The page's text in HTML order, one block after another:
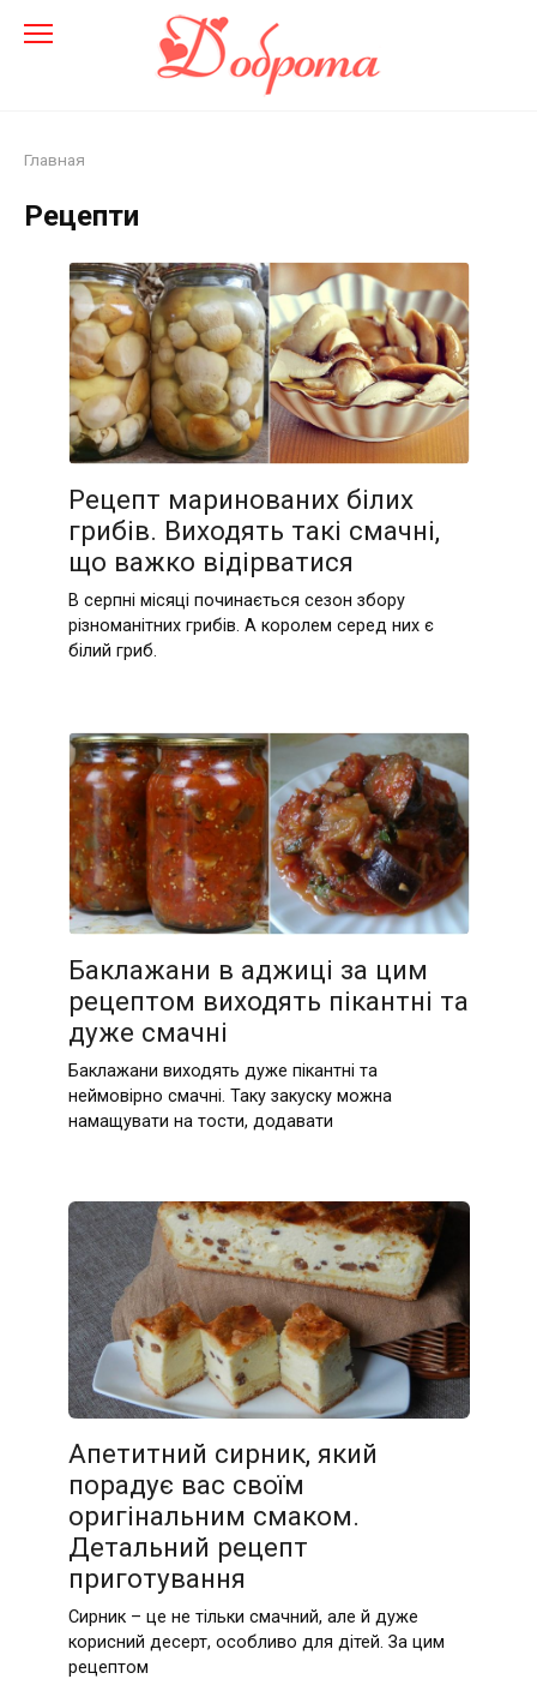
Главная
Рецепти
Рецепт маринованих білих
грибів. Виходять такі смачні,
що важко відірватися
В серпні місяці починається сезон збору
різноманітних грибів. А королем серед них є
білий гриб.
Баклажани в аджиці за цим
рецептом виходять пікантні та
дуже смачні
Баклажани виходять дуже пікантні та
неймовірно смачні. Таку закуску можна
намащувати на тости, додавати
Апетитний сирник, який
порадує вас своїм
оригінальним смаком.
Детальний рецепт
приготування
Сирник – це не тільки смачний, але й дуже
корисний десерт, особливо для дітей. За цим
рецептом